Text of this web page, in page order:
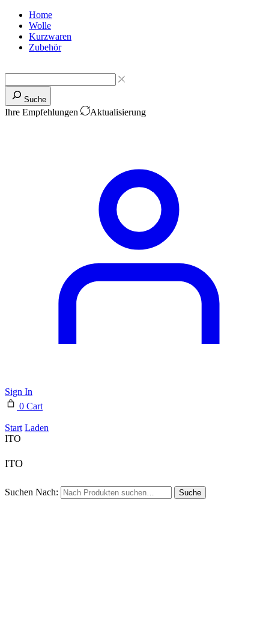
Home
Wolle
Kurzwaren
Zubehör
Suche
Ihre Empfehlungen Aktualisierung
Sign In
0 Cart
Start Laden
ITO
ITO
Suchen Nach: Suche